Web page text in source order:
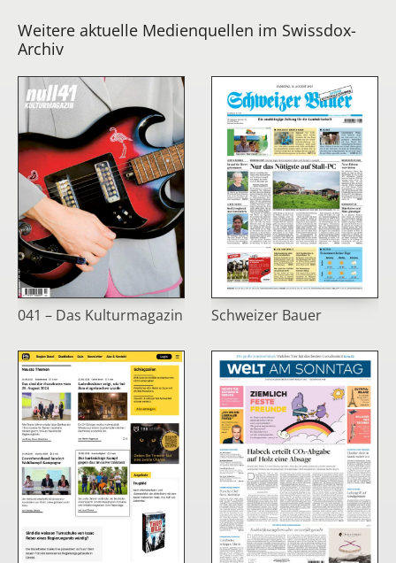
Weitere aktuelle Medienquellen im Swissdox-
Archiv
041 – Das Kulturmagazin Schweizer Bauer